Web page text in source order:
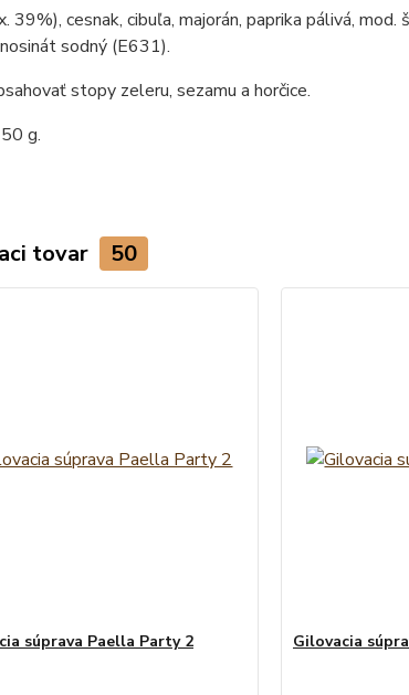
39%), cesnak, cibuľa, majorán, paprika pálivá,
sodný (E631).
stopy zeleru, sezamu a horčice.
g.
tovar 50
súprava Paella Party 2 Gilovacia